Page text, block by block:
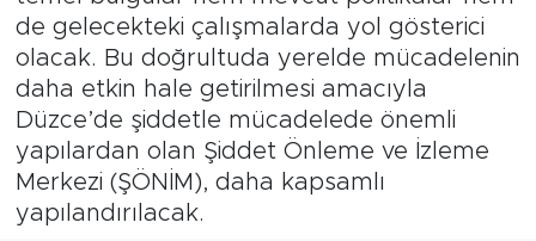
de gelecekteki çalışmalarda yol gösterici
olacak. Bu doğrultuda yerelde mücadelenin
daha etkin hale getirilmesi amacıyla
Düzce’de şiddetle mücadelede önemli
yapılardan olan Şiddet Önleme ve İzleme
Merkezi (ŞÖNİM), daha kapsamlı
yapılandırılacak.
Öncü TV İzle
Haber Arşivi